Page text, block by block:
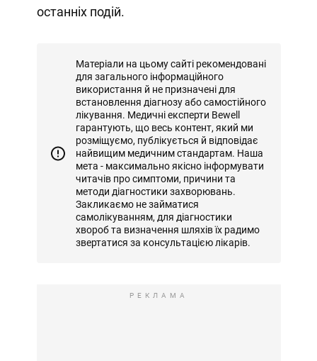
останніх подій.
Матеріали на цьому сайті рекомендовані
для загального інформаційного
використання й не призначені для
встановлення діагнозу або самостійного
лікування. Медичні експерти Bewell
гарантують, що весь контент, який ми
розміщуємо, публікується й відповідає
найвищим медичним стандартам. Наша
мета - максимально якісно інформувати
читачів про симптоми, причини та
методи діагностики захворювань.
Закликаємо не займатися
самолікуванням, для діагностики
хвороб та визначення шляхів їх радимо
звертатися за консультацією лікарів.
РЕКЛАМА